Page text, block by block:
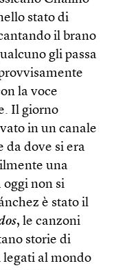
stato di
il brano
gli passa
la voce
Il giorno
in un canale
da dove si era
una
non si
è stato il
, le canzoni
storie di
al mondo